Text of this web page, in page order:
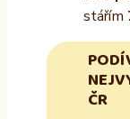
stářím
ČR